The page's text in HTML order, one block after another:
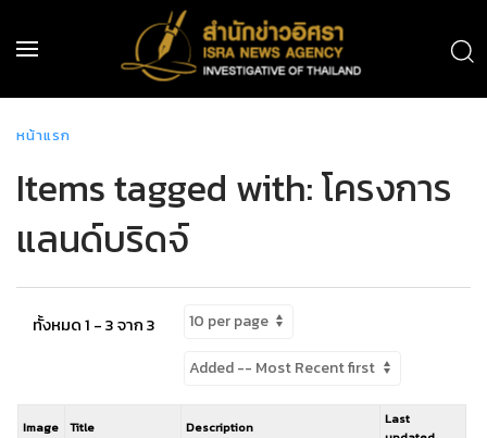
หน้าแรก
Items tagged with: โครงการ
แลนด์บริดจ์
ทั้งหมด 1 - 3 จาก 3
Image Title Description
Last